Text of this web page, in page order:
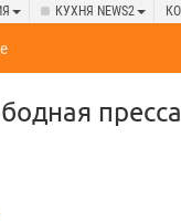
КУХНЯ NEWS2